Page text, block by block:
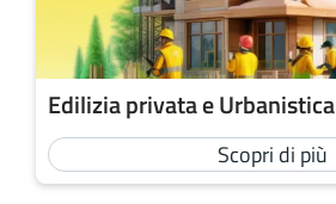
Edilizia privata e Urbanistica
Scopri di più